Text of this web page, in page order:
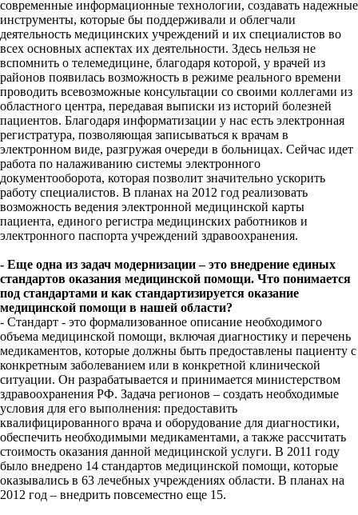
современные информационные технологии, создавать надежные
инструменты, которые бы поддерживали и облегчали
деятельность медицинских учреждений и их специалистов во
всех основных аспектах их деятельности. Здесь нельзя не
вспомнить о телемедицине, благодаря которой, у врачей из
районов появилась возможность в режиме реального времени
проводить всевозможные консультации со своими коллегами из
областного центра, передавая выписки из историй болезней
пациентов. Благодаря информатизации у нас есть электронная
регистратура, позволяющая записываться к врачам в
электронном виде, разгружая очереди в больницах. Сейчас идет
работа по налаживанию системы электронного
документооборота, которая позволит значительно ускорить
работу специалистов. В планах на 2012 год реализовать
возможность ведения электронной медицинской карты
пациента, единого регистра медицинских работников и
электронного паспорта учреждений здравоохранения.
- Еще одна из задач модернизации – это внедрение единых
стандартов оказания медицинской помощи. Что понимается
под стандартами и как стандартизируется оказание
медицинской помощи в нашей области?
- Стандарт - это формализованное описание необходимого
объема медицинской помощи, включая диагностику и перечень
медикаментов, которые должны быть предоставлены пациенту с
конкретным заболеванием или в конкретной клинической
ситуации. Он разрабатывается и принимается министерством
здравоохранения РФ. Задача регионов – создать необходимые
условия для его выполнения: предоставить
квалифицированного врача и оборудование для диагностики,
обеспечить необходимыми медикаментами, а также рассчитать
стоимость оказания данной медицинской услуги. В 2011 году
было внедрено 14 стандартов медицинской помощи, которые
оказывались в 63 лечебных учреждениях области. В планах на
2012 год – внедрить повсеместно еще 15.